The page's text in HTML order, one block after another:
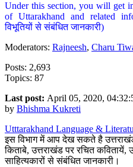
Under this section, you will get
of Uttarakhand and related
विभूतियों से संबंधित जानकारी)
Moderators: Rajneesh, Charu
Posts: 2,693
Topics: 87
Last post: April 05, 2020,
by Bhishma Kukreti
Utttarakhand Language &
इस विभाग में आप देख सकते है
किताबे, उत्तराखंड पर रचित
साहित्यकारों से संबंधित जानकारी।